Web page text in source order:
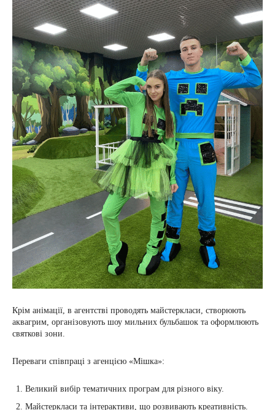
Крім анімації, в агентстві проводять майстеркласи, створюють
аквагрим, організовують шоу мильних бульбашок та оформлюють
святкові зони.
Переваги співпраці з агенцією «Мішка»:
Великий вибір тематичних програм для різного віку.
Майстеркласи та інтерактиви, що розвивають креативність.